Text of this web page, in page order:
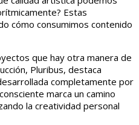
Estas
cómo consumimos contenido
que hay otra manera de
Pluribus, destaca
completamente por
marca un camino
la creatividad personal